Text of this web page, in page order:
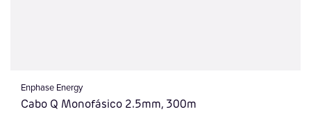
Enphase Energy
Cabo Q Monofásico 2.5mm, 300m